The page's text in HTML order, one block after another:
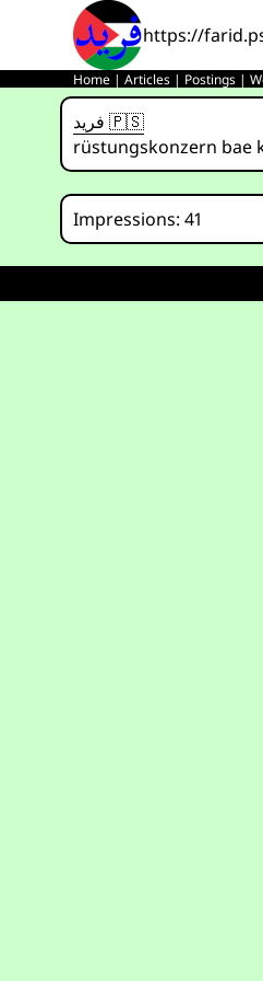
https://
Home |Articles | Postings |
فريد 🇵🇸
rüstungskonzern bae
Impressions: 41